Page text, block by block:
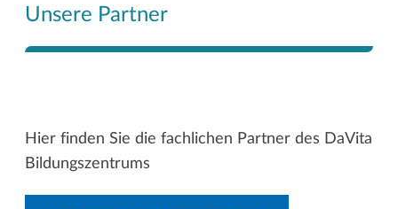
Unsere Partner
Hier finden Sie die fachlichen Partner des DaVita
Bildungszentrums